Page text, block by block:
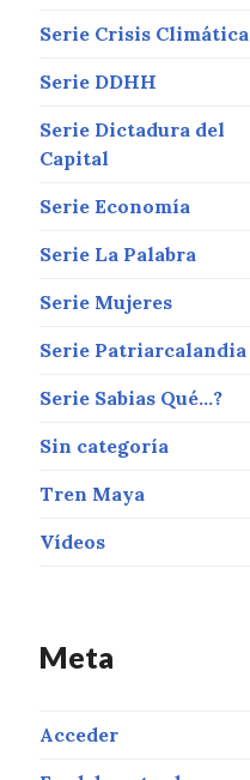
Serie Crisis Climática
Serie DDHH
Serie Dictadura del
Capital
Serie Economía
Serie La Palabra
Serie Mujeres
Serie Patriarcalandia
Serie Sabias Qué…?
Sin categoría
Tren Maya
Vídeos
Meta
Acceder